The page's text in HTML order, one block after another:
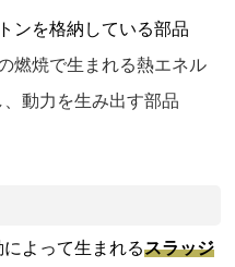
ンを格納している部品
燃焼で生まれる熱エネル
動力を生み出す部品
よって生まれるスラッジ